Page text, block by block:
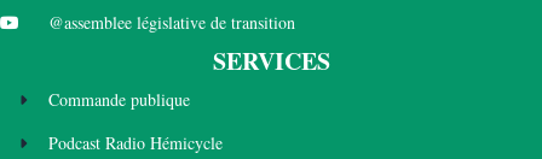
@assemblee législative de transition
SERVICES
Commande publique
Podcast Radio Hémicycle